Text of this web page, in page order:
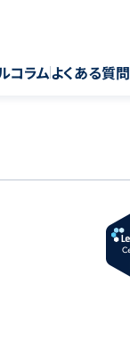
コラムよくある質問